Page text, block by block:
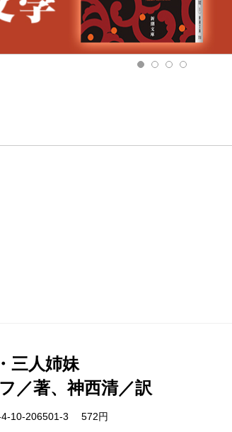
三人姉妹
／著、神西清／訳
10-206501-3 572円